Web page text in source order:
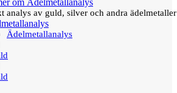
om Ädelmetallanalys
analys av guld, silver och andra
Ädelmetallanalys